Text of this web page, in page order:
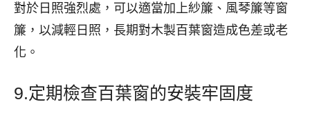
對於日照強烈處，可以適當加上紗簾、風琴簾等窗
簾，以減輕日照，長期對木製百葉窗造成色差或老
化。
9.定期檢查百葉窗的安裝牢固度